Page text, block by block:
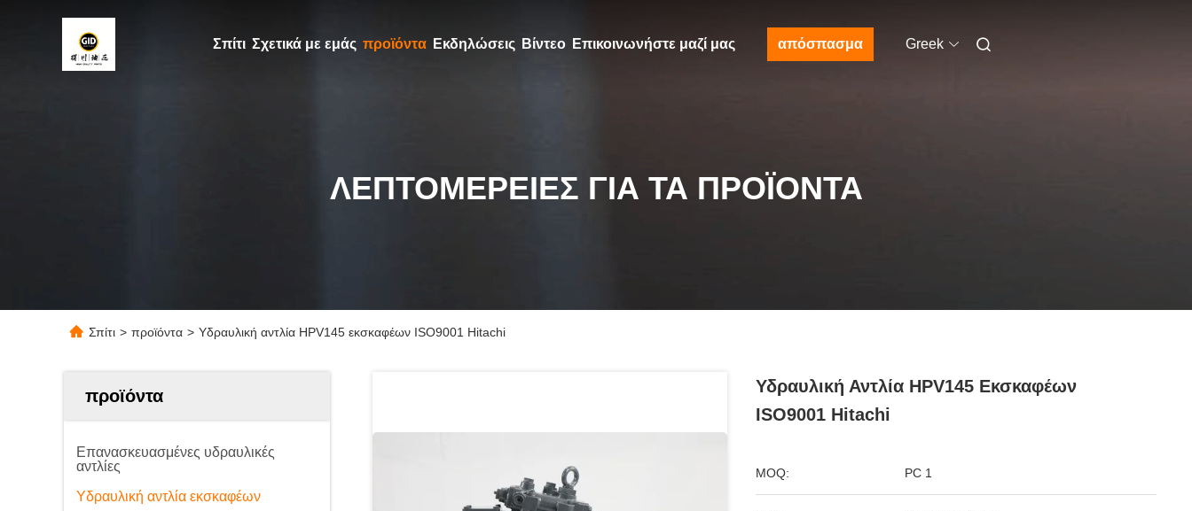
Σπίτι Σχετικά με εμάς προϊόντα Εκδηλώσεις Βίντεο Επικοινωνήστε μαζί μας απόσπασμα Greek
ΛΕΠΤΟΜΈΡΕΙΕΣ ΓΙΑ ΤΑ ΠΡΟΪΌΝΤΑ
Σπίτι > προϊόντα > Υδραυλική αντλία HPV145 εκσκαφέων ISO9001 Hitachi
προϊόντα
Επανασκευασμένες υδραυλικές
αντλίες
Υδραυλική αντλία εκσκαφέων
Υδραυλική Αντλία HPV145 Εκσκαφέων
ISO9001 Hitachi
MOQ: PC 1